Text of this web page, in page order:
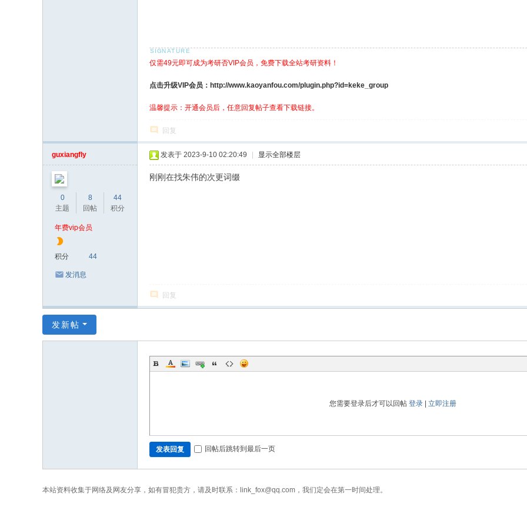
仅需49元即可成为考研否VIP会员，免费下载全站考研资料！
点击升级VIP会员：http://www.kaoyanfou.com/plugin.php?id=keke_group
温馨提示：开通会员后，任意回复帖子查看下载链接。
回复
guxiangfly
0
主题
8
回帖
44
积分
年费vip会员
积分 44
发消息
发表于 2023-9-10 02:20:49 显示全部楼层
刚刚在找朱伟的次更词缀
回复
发新帖
您需要登录后才可以回帖 登录| 立即注册
发表回复 回帖后跳转到最后一页
本站资料收集于网络及网友分享，如有冒犯贵方，请及时联系：link_fox@qq.com，我们定会在第一时间处理。